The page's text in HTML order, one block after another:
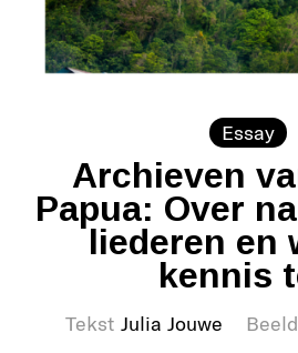
Essay
Archieven
Papua: Over
liederen en
kennis
Tekst Julia Jouwe Beeld